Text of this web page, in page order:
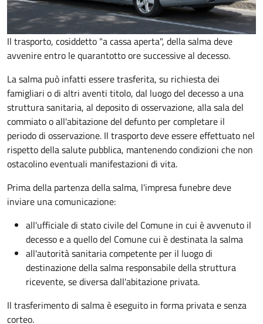
Il trasporto, cosiddetto "a cassa aperta", della salma deve
avvenire entro le quarantotto ore successive al decesso.
La salma può infatti essere trasferita, su richiesta dei
famigliari o di altri aventi titolo, dal luogo del decesso a una
struttura sanitaria, al deposito di osservazione, alla sala del
commiato o all'abitazione del defunto percompletare il
periodo di osservazione. Il trasporto deve essere effettuato nel
rispetto della salute pubblica, mantenendo condizioni che non
ostacolino eventuali manifestazioni di vita.
Prima della partenza della salma, l'impresa funebre deve
inviare una comunicazione:
all'ufficiale di stato civile del Comune in cui è avvenuto il
decesso e a quello del Comune cui è destinata la salma
all'autorità sanitaria competente per il luogo di
destinazione della salma responsabile della struttura
ricevente, se diversa dall'abitazione privata.
Il trasferimento di salma è eseguito in forma privata e senza
corteo.